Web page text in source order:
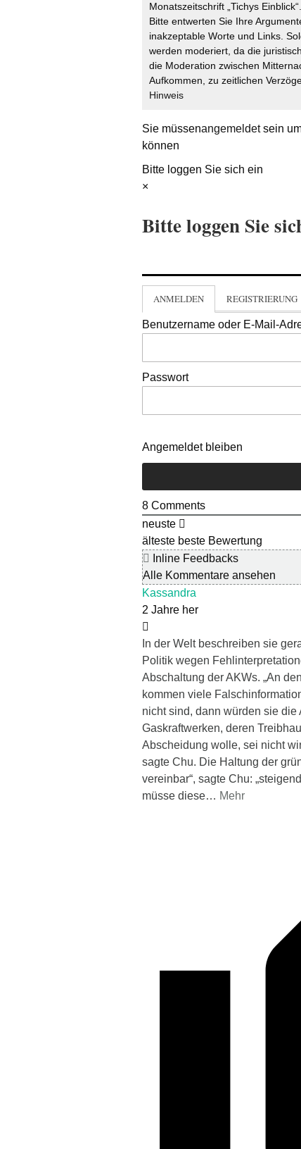
Monatszeitschrift „Tichys Einblick“.
Bitte entwerten Sie Ihre
inakzeptable Worte und Links.
werden moderiert, da die
die Moderation zwischen
Aufkommen, zu zeitlichen
Hinweis
Sie müssenangemeldetsein
können
Bitte loggen Sie sich ein
×
Bitte loggen Sie
ANMELDEN REGISTRIERUNG
Benutzername oder E-Mail-
Passwort
Angemeldet bleiben
8 Comments
neuste
älteste beste Bewertung
Inline Feedbacks
Alle Kommentare ansehen
Kassandra
2 Jahre her
In der Welt beschreiben sie
Politik wegen
Abschaltung der AKWs. „An
kommen viele
nicht sind, dann würden sie
Gaskraftwerken, deren
Abscheidung wolle, sei nicht
sagte Chu. Die Haltung der
vereinbar“, sagte Chu:
müsse diese… Mehr